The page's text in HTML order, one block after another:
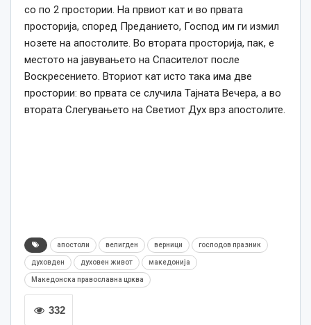
со по 2 простории. На првиот кат и во првата
просторија, според Преданието, Господ им ги измил
нозете на апостолите. Во втората просторија, пак, е
местото на јавувањето на Спасителот после
Воскресението. Вториот кат исто така има две
простории: во првата се случила Тајната Вечера, а во
втората Слегувањето на Светиот Дух врз апостолите.
апостоли велигден верници господов празник
духовден духовен живот македонија
Македонска православна црква
332